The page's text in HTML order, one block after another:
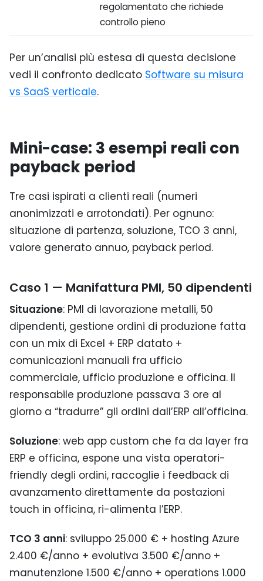
regolamentato che richiede
controllo pieno
Per un’analisi più estesa di questa decisione
vedi il confronto dedicato Software su misura
vs SaaS verticale.
Mini-case: 3 esempi reali con
payback period
Tre casi ispirati a clienti reali (numeri
anonimizzati e arrotondati). Per ognuno:
situazione di partenza, soluzione, TCO 3 anni,
valore generato annuo, payback period.
Caso 1 — Manifattura PMI, 50 dipendenti
Situazione: PMI di lavorazione metalli, 50
dipendenti, gestione ordini di produzione fatta
con un mix di Excel + ERP datato +
comunicazioni manuali fra ufficio
commerciale, ufficio produzione e officina. Il
responsabile produzione passava 3 ore al
giorno a “tradurre” gli ordini dall’ERP all’officina.
Soluzione: web app custom che fa da layer fra
ERP e officina, espone una vista operatori-
friendly degli ordini, raccoglie i feedback di
avanzamento direttamente da postazioni
touch in officina, ri-alimenta l’ERP.
TCO 3 anni: sviluppo 25.000 € + hosting Azure
2.400 €/anno + evolutiva 3.500 €/anno +
manutenzione 1.500 €/anno + operations 1.000